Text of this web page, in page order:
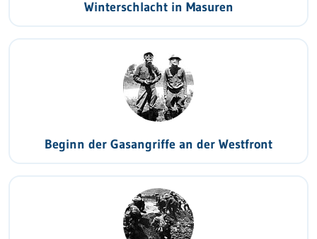
Winterschlacht in Masuren
Beginn der Gasangriffe an der Westfront